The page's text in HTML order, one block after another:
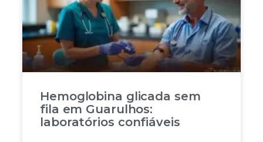
Hemoglobina glicada sem
fila em Guarulhos:
laboratórios confiáveis